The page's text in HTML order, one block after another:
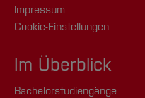
Impressum
Cookie-Einstellungen
Im Überblick
Bachelorstudiengänge